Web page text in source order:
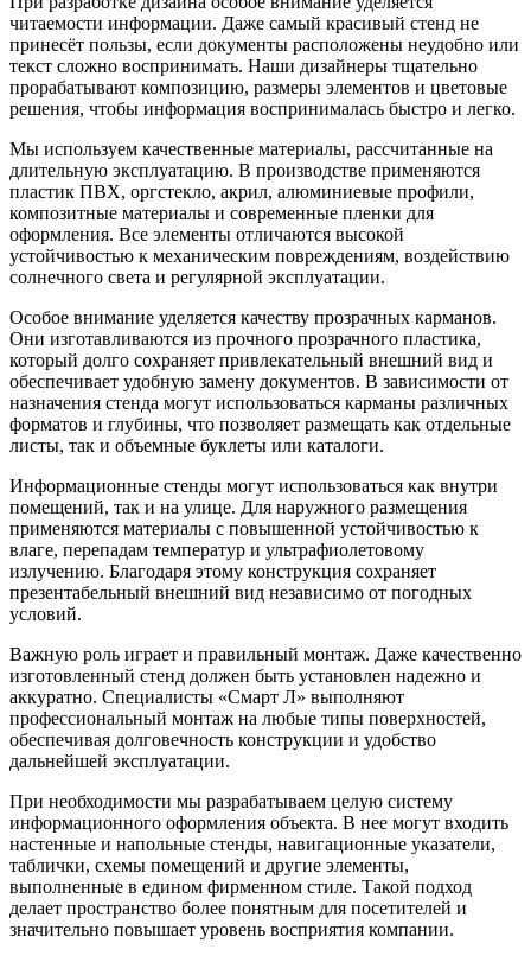
читаемости информации. Даже самый красивый стенд не
принесёт пользы, если документы расположены неудобно или
текст сложно воспринимать. Наши дизайнеры тщательно
прорабатывают композицию, размеры элементов и цветовые
решения, чтобы информация воспринималась быстро и легко.
Мы используем качественные материалы, рассчитанные на
длительную эксплуатацию. В производстве применяются
пластик ПВХ, оргстекло, акрил, алюминиевые профили,
композитные материалы и современные пленки для
оформления. Все элементы отличаются высокой
устойчивостью к механическим повреждениям, воздействию
солнечного света и регулярной эксплуатации.
Особое внимание уделяется качеству прозрачных карманов.
Они изготавливаются из прочного прозрачного пластика,
который долго сохраняет привлекательный внешний вид и
обеспечивает удобную замену документов. В зависимости от
назначения стенда могут использоваться карманы различных
форматов и глубины, что позволяет размещать как отдельные
листы, так и объемные буклеты или каталоги.
Информационные стенды могут использоваться как внутри
помещений, так и на улице. Для наружного размещения
применяются материалы с повышенной устойчивостью к
влаге, перепадам температур и ультрафиолетовому
излучению. Благодаря этому конструкция сохраняет
презентабельный внешний вид независимо от погодных
условий.
Важную роль играет и правильный монтаж. Даже качественно
изготовленный стенд должен быть установлен надежно и
аккуратно. Специалисты «Смарт Л» выполняют
профессиональный монтаж на любые типы поверхностей,
обеспечивая долговечность конструкции и удобство
дальнейшей эксплуатации.
При необходимости мы разрабатываем целую систему
информационного оформления объекта. В нее могут входить
настенные и напольные стенды, навигационные указатели,
таблички, схемы помещений и другие элементы,
выполненные в едином фирменном стиле. Такой подход
делает пространство более понятным для посетителей и
значительно повышает уровень восприятия компании.